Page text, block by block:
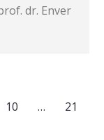
dr. Enver
10 …
21